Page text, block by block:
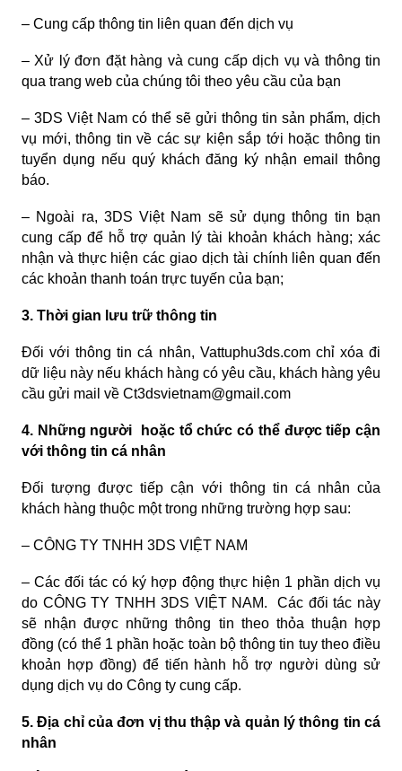
– Cung cấp thông tin liên quan đến dịch vụ
– Xử lý đơn đặt hàng và cung cấp dịch vụ và thông tin
qua trang web của chúng tôi theo yêu cầu của bạn
– 3DS Việt Nam có thể sẽ gửi thông tin sản phẩm, dịch
vụ mới, thông tin về các sự kiện sắp tới hoặc thông tin
tuyển dụng nếu quý khách đăng ký nhận email thông
báo.
– Ngoài ra, 3DS Việt Nam sẽ sử dụng thông tin bạn
cung cấp để hỗ trợ quản lý tài khoản khách hàng; xác
nhận và thực hiện các giao dịch tài chính liên quan đến
các khoản thanh toán trực tuyến của bạn;
3. Thời gian lưu trữ thông tin
Đối với thông tin cá nhân, Vattuphu3ds.com chỉ xóa đi
dữ liệu này nếu khách hàng có yêu cầu, khách hàng yêu
cầu gửi mail về Ct3dsvietnam@gmail.com
4. Những người hoặc tổ chức có thể được tiếp cận
với thông tin cá nhân
Đối tượng được tiếp cận với thông tin cá nhân của
khách hàng thuộc một trong những trường hợp sau:
– CÔNG TY TNHH 3DS VIỆT NAM
– Các đối tác có ký hợp động thực hiện 1 phần dịch vụ
do CÔNG TY TNHH 3DS VIỆT NAM. Các đối tác này
sẽ nhận được những thông tin theo thỏa thuận hợp
đồng (có thể 1 phần hoặc toàn bộ thông tin tuy theo điều
khoản hợp đồng) để tiến hành hỗ trợ người dùng sử
dụng dịch vụ do Công ty cung cấp.
5. Địa chỉ của đơn vị thu thập và quản lý thông tin cá
nhân